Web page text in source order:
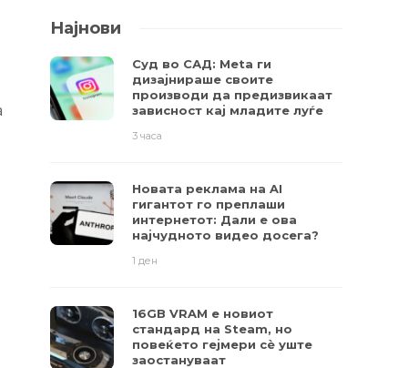
Најнови
Суд во САД: Meta ги
дизајнираше своите
производи да предизвикаат
зависност кај младите луѓе
3 часа
Новата реклама на AI
гигантот го преплаши
интернетот: Дали е ова
најчудното видео досега?
1 ден
16GB VRAM е новиот
стандард на Steam, но
повеќето гејмери ​​сè уште
заостануваат